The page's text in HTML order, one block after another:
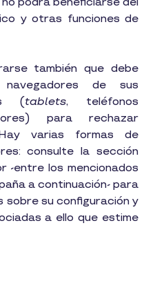
y otras funciones de
también que debe
de sus
(tablets, teléfonos
para rechazar
varias formas de
consulte la sección
-entre los mencionados
a continuación- para
sobre su configuración y
a ello que estime